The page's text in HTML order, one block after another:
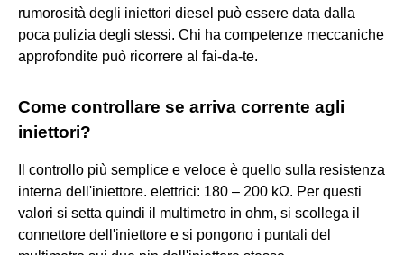
rumorosità degli iniettori diesel può essere data dalla
poca pulizia degli stessi. Chi ha competenze meccaniche
approfondite può ricorrere al fai-da-te.
Come controllare se arriva corrente agli
iniettori?
Il controllo più semplice e veloce è quello sulla resistenza
interna dell'iniettore. elettrici: 180 – 200 kΩ. Per questi
valori si setta quindi il multimetro in ohm, si scollega il
connettore dell'iniettore e si pongono i puntali del